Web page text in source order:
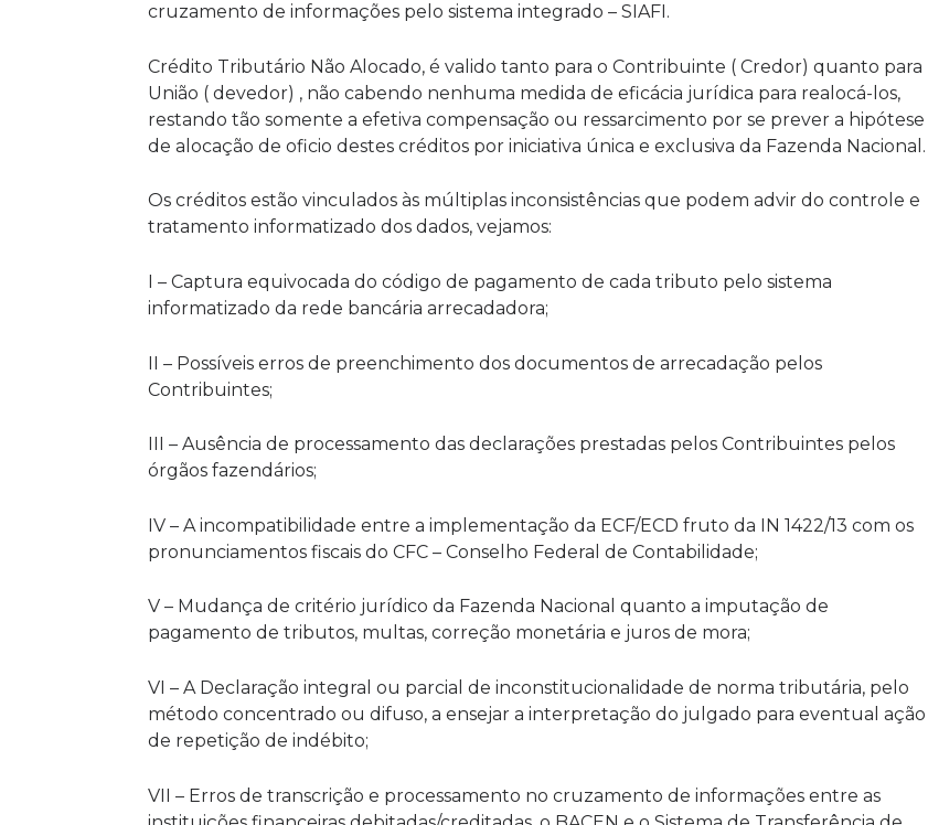
cruzamento de informações pelo sistema integrado – SIAFI.
Crédito Tributário Não Alocado, é valido tanto para o Contribuinte ( Credor) quanto para
União ( devedor) , não cabendo nenhuma medida de eficácia jurídica para realocá-los,
restando tão somente a efetiva compensação ou ressarcimento por se prever a hipótese
de alocação de oficio destes créditos por iniciativa única e exclusiva da Fazenda Nacional.
Os créditos estão vinculados às múltiplas inconsistências que podem advir do controle e
tratamento informatizado dos dados, vejamos:
I – Captura equivocada do código de pagamento de cada tributo pelo sistema
informatizado da rede bancária arrecadadora;
II – Possíveis erros de preenchimento dos documentos de arrecadação pelos
Contribuintes;
III – Ausência de processamento das declarações prestadas pelos Contribuintes pelos
órgãos fazendários;
IV – A incompatibilidade entre a implementação da ECF/ECD fruto da IN 1422/13 com os
pronunciamentos fiscais do CFC – Conselho Federal de Contabilidade;
V – Mudança de critério jurídico da Fazenda Nacional quanto a imputação de
pagamento de tributos, multas, correção monetária e juros de mora;
VI – A Declaração integral ou parcial de inconstitucionalidade de norma tributária, pelo
método concentrado ou difuso, a ensejar a interpretação do julgado para eventual ação
de repetição de indébito;
VII – Erros de transcrição e processamento no cruzamento de informações entre as